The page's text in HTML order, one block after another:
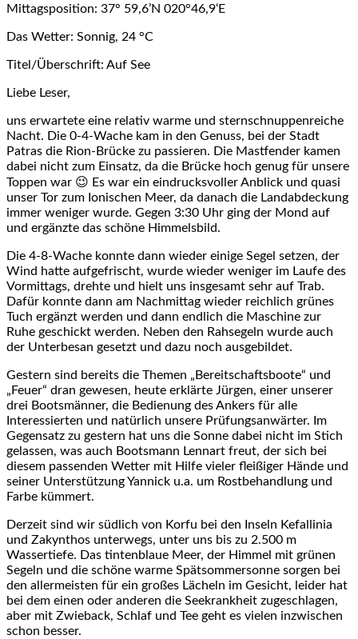
Mittagsposition: 37° 59,6’N 020°46,9‘E
Das Wetter: Sonnig, 24 °C
Titel/Überschrift: Auf See
Liebe Leser,
uns erwartete eine relativ warme und sternschnuppenreiche
Nacht. Die 0-4-Wache kam in den Genuss, bei der Stadt
Patras die Rion-Brücke zu passieren. Die Mastfender kamen
dabei nicht zum Einsatz, da die Brücke hoch genug für unsere
Toppen war 😉 Es war ein eindrucksvoller Anblick und quasi
unser Tor zum Ionischen Meer, da danach die Landabdeckung
immer weniger wurde. Gegen 3:30 Uhr ging der Mond auf
und ergänzte das schöne Himmelsbild.
Die 4-8-Wache konnte dann wieder einige Segel setzen, der
Wind hatte aufgefrischt, wurde wieder weniger im Laufe des
Vormittags, drehte und hielt uns insgesamt sehr auf Trab.
Dafür konnte dann am Nachmittag wieder reichlich grünes
Tuch ergänzt werden und dann endlich die Maschine zur
Ruhe geschickt werden. Neben den Rahsegeln wurde auch
der Unterbesan gesetzt und dazu noch ausgebildet.
Gestern sind bereits die Themen „Bereitschaftsboote“ und
„Feuer“ dran gewesen, heute erklärte Jürgen, einer unserer
drei Bootsmänner, die Bedienung des Ankers für alle
Interessierten und natürlich unsere Prüfungsanwärter. Im
Gegensatz zu gestern hat uns die Sonne dabei nicht im Stich
gelassen, was auch Bootsmann Lennart freut, der sich bei
diesem passenden Wetter mit Hilfe vieler fleißiger Hände und
seiner Unterstützung Yannick u.a. um Rostbehandlung und
Farbe kümmert.
Derzeit sind wir südlich von Korfu bei den Inseln Kefallinia
und Zakynthos unterwegs, unter uns bis zu 2.500 m
Wassertiefe. Das tintenblaue Meer, der Himmel mit grünen
Segeln und die schöne warme Spätsommersonne sorgen bei
den allermeisten für ein großes Lächeln im Gesicht, leider hat
bei dem einen oder anderen die Seekrankheit zugeschlagen,
aber mit Zwieback, Schlaf und Tee geht es vielen inzwischen
schon besser.